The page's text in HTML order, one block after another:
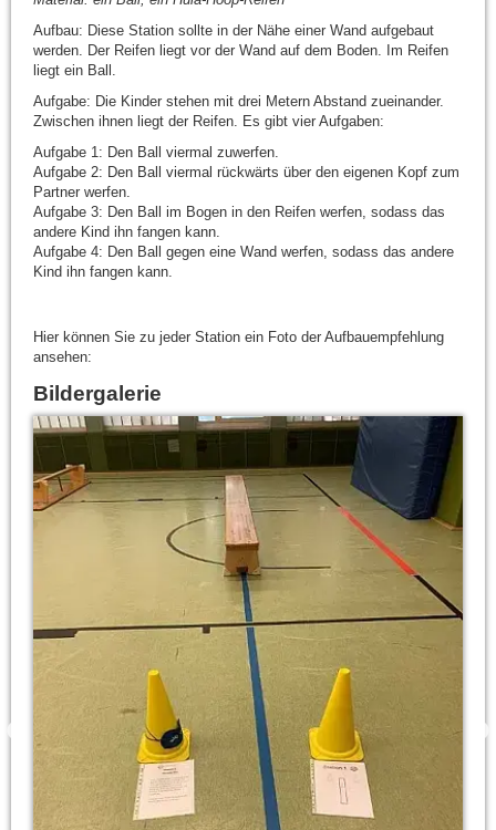
Aufbau: Diese Station sollte in der Nähe einer Wand aufgebaut
werden. Der Reifen liegt vor der Wand auf dem Boden. Im Reifen
liegt ein Ball.
Aufgabe: Die Kinder stehen mit drei Metern Abstand zueinander.
Zwischen ihnen liegt der Reifen. Es gibt vier Aufgaben:
Aufgabe 1: Den Ball viermal zuwerfen.
Aufgabe 2: Den Ball viermal rückwärts über den eigenen Kopf zum
Partner werfen.
Aufgabe 3: Den Ball im Bogen in den Reifen werfen, sodass das
andere Kind ihn fangen kann.
Aufgabe 4: Den Ball gegen eine Wand werfen, sodass das andere
Kind ihn fangen kann.
Hier können Sie zu jeder Station ein Foto der Aufbauempfehlung
ansehen:
Bildergalerie